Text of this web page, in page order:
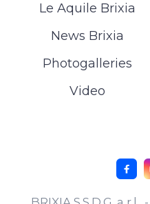
Le Aquile Brixia
News Brixia
Photogalleries
Video
